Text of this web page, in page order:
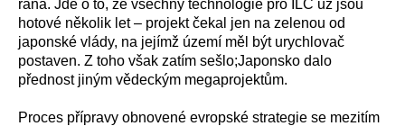
rána. Jde o to, že všechny technologie pro ILC už jsou
hotové několik let – projekt čekal jen na zelenou od
japonské vlády, na jejímž území měl být urychlovač
postaven. Z toho však zatím sešlo;Japonsko dalo
přednost jiným vědeckým megaprojektům.
Proces přípravy obnovené evropské strategie se mezitím